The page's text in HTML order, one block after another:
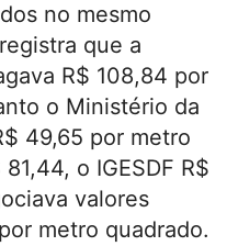
no mesmo
que a
R$ 108,84 por
o Ministério da
49,65 por metro
o IGESDF R$
valores
metro quadrado.